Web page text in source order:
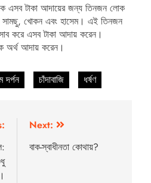
এসব টাকা আদায়ের জন্য তিনজন লোক
সামছু, খোকন এবং হাসেম। এই তিনজন
করে এসব টাকা আদায় করেন।
অর্থ আদায় করেন।
দর্পন চাঁদাবাজি ধর্ষণ
Next:
বাক-স্বাধীনতা কোথায়?